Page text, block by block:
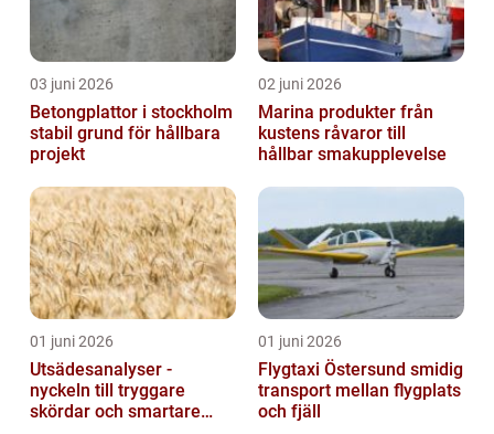
03 juni 2026
Betongplattor i stockholm
stabil grund för hållbara
projekt
02 juni 2026
Marina produkter från
kustens råvaror till
hållbar smakupplevelse
01 juni 2026
Utsädesanalyser -
nyckeln till tryggare
skördar och smartare
01 juni 2026
Flygtaxi Östersund smidig
transport mellan flygplats
och fjäll